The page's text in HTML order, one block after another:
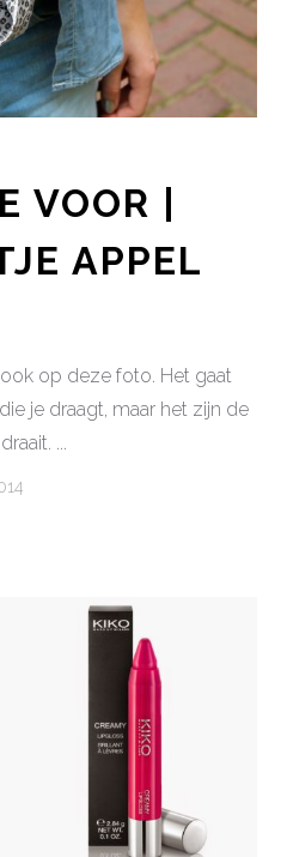
VOOR |
APPEL
op deze foto. Het gaat
je draagt, maar het zijn de
...